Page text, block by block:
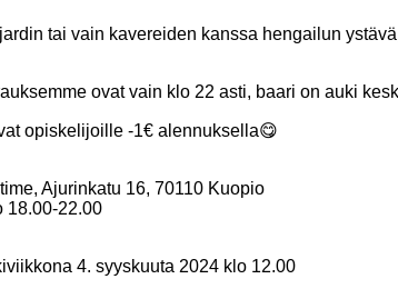
tai vain kavereiden kanssa hengailun
ovat vain klo 22 asti, baari on auki
opiskelijoille -1€ alennuksella😋
Ajurinkatu 16, 70110 Kuopio
18.00-22.00
4. syyskuuta 2024 klo 12.00